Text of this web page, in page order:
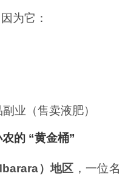
为它：
业（售卖液肥）
的 “黄金桶”
）地区 ，一位名